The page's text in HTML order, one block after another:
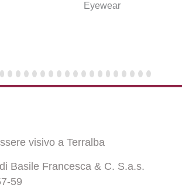
visivo a Terralba
Basile Francesca & C. S.a.s.
59